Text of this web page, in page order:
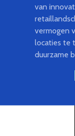
van
vermogen
locaties te
duurzame